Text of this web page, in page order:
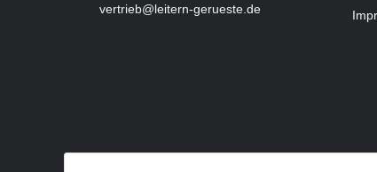
vertrieb@leitern-gerueste.de